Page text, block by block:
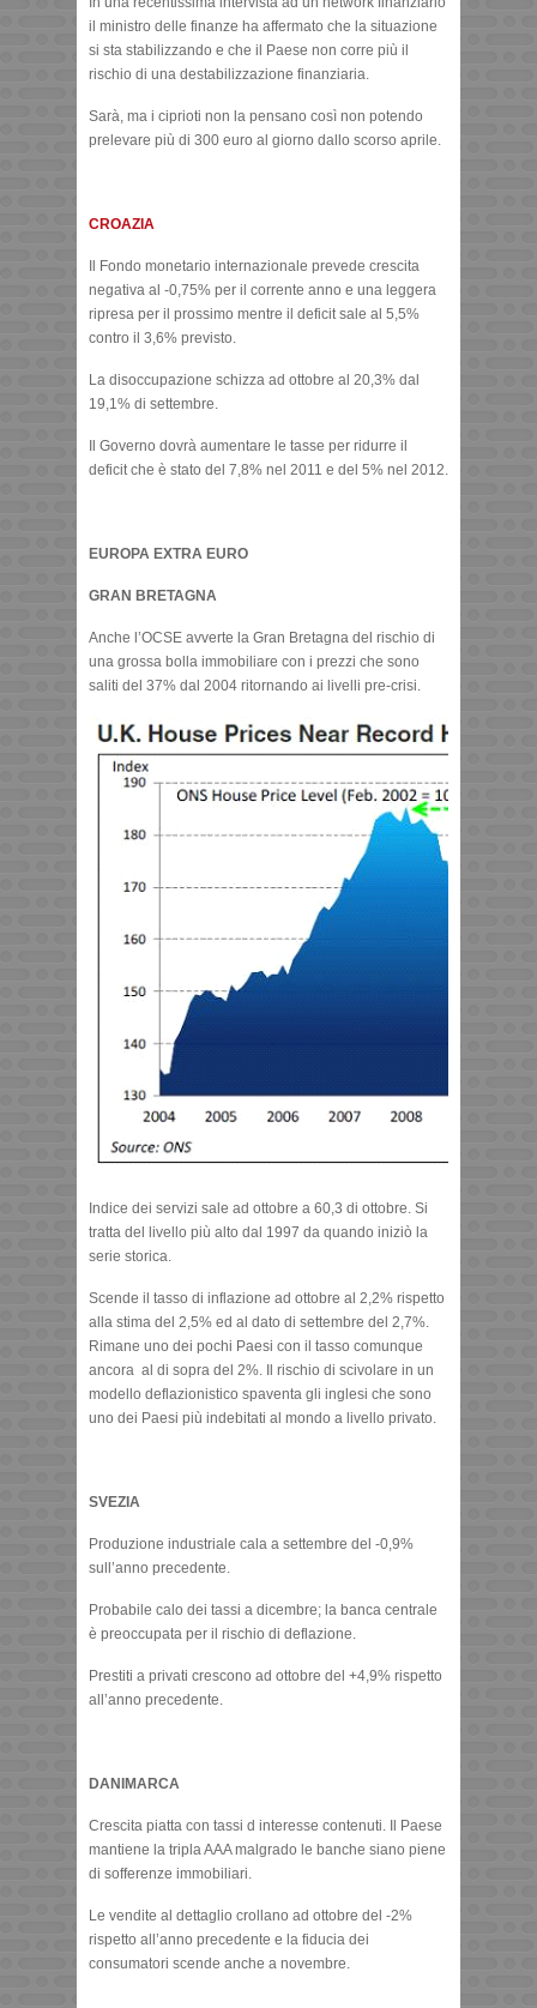
il ministro delle finanze ha affermato che la situazione
si sta stabilizzando e che il Paese non corre più il
rischio di una destabilizzazione finanziaria.
Sarà, ma i ciprioti non la pensano così non potendo
prelevare più di 300 euro al giorno dallo scorso aprile.
CROAZIA
Il Fondo monetario internazionale prevede crescita
negativa al -0,75% per il corrente anno e una leggera
ripresa per il prossimo mentre il deficit sale al 5,5%
contro il 3,6% previsto.
La disoccupazione schizza ad ottobre al 20,3% dal
19,1% di settembre.
Il Governo dovrà aumentare le tasse per ridurre il
deficit che è stato del 7,8% nel 2011 e del 5% nel 2012.
EUROPA EXTRA EURO
GRAN BRETAGNA
Anche l’OCSE avverte la Gran Bretagna del rischio di
una grossa bolla immobiliare con i prezzi che sono
saliti del 37% dal 2004 ritornando ai livelli pre-crisi.
Indice dei servizi sale ad ottobre a 60,3 di ottobre. Si
tratta del livello più alto dal 1997 da quando iniziò la
serie storica.
Scende il tasso di inflazione ad ottobre al 2,2% rispetto
alla stima del 2,5% ed al dato di settembre del 2,7%.
Rimane uno dei pochi Paesi con il tasso comunque
ancora al di sopra del 2%. Il rischio di scivolare in un
modello deflazionistico spaventa gli inglesi che sono
uno dei Paesi più indebitati al mondo a livello privato.
SVEZIA
Produzione industriale cala a settembre del -0,9%
sull’anno precedente.
Probabile calo dei tassi a dicembre; la banca centrale
è preoccupata per il rischio di deflazione.
Prestiti a privati crescono ad ottobre del +4,9% rispetto
all’anno precedente.
DANIMARCA
Crescita piatta con tassi d interesse contenuti. Il Paese
mantiene la tripla AAA malgrado le banche siano piene
di sofferenze immobiliari.
Le vendite al dettaglio crollano ad ottobre del -2%
rispetto all’anno precedente e la fiducia dei
consumatori scende anche a novembre.